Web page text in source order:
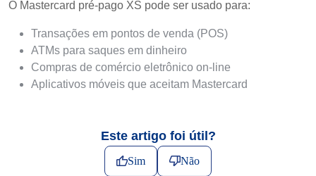
O Mastercard pré-pago XS pode ser usado para:
Transações em pontos de venda (POS)
ATMs para saques em dinheiro
Compras de comércio eletrônico on-line
Aplicativos móveis que aceitam Mastercard
Este artigo foi útil?
Sim Não